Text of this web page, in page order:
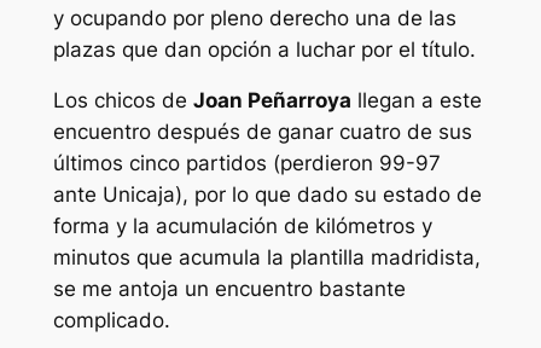
y ocupando por pleno derecho una de las
plazas que dan opción a luchar por el título.
Los chicos de Joan Peñarroya llegan a este
encuentro después de ganar cuatro de sus
últimos cinco partidos (perdieron 99-97
ante Unicaja), por lo que dado su estado de
forma y la acumulación de kilómetros y
minutos que acumula la plantilla madridista,
se me antoja un encuentro bastante
complicado.